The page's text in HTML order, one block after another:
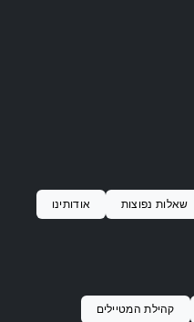
שאלות נפוצות
אודותינו
קהילת המטיילים